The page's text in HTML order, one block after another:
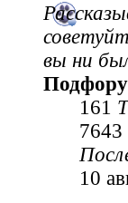
вы ни
161
7643
10